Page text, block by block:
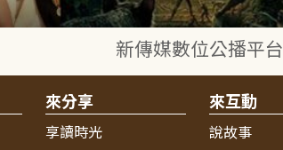
新傳媒數位公播平台
來分享
享讀時光
來互動
說故事